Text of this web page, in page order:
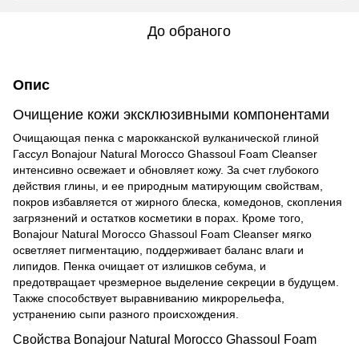
До обраного
Опис
Очищение кожи эксклюзивными компонентами
Очищающая пенка с марокканской вулканической глиной
Гассул Bonajour Natural Morocco Ghassoul Foam Cleanser
интенсивно освежает и обновляет кожу. За счет глубокого
действия глины, и ее природным матирующим свойствам,
покров избавляется от жирного блеска, комедонов, скопления
загрязнений и остатков косметики в порах. Кроме того,
Bonajour Natural Morocco Ghassoul Foam Cleanser мягко
осветляет пигментацию, поддерживает баланс влаги и
липидов. Пенка очищает от излишков себума, и
предотвращает чрезмерное выделение секреции в будущем.
Также способствует выравниванию микрорельефа,
устранению сыпи разного происхождения.
Свойства Bonajour Natural Morocco Ghassoul Foam